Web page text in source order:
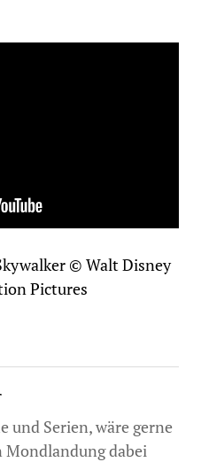
© Walt Disney
Pictures
und Serien, wäre gerne
Mondlandung dabei